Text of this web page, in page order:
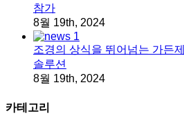
참가
8월 19th, 2024
조경의 상식을 뛰어넘는 가든
솔루션
8월 19th, 2024
카테고리